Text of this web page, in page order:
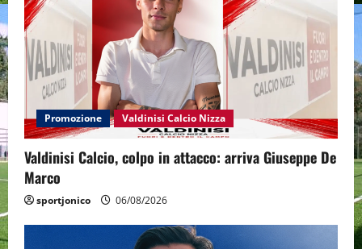
Promozione Valdinisi Calcio Nizza
Valdinisi Calcio, colpo in attacco: arriva Giuseppe De
Marco
sportjonico 06/08/2026